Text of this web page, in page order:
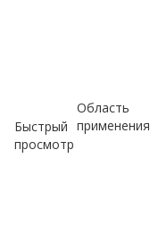
Быстрый
просмотр
Область
применения